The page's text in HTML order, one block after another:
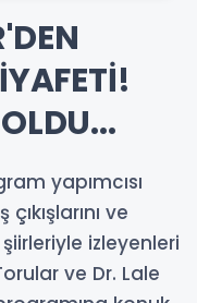
yapımcısı
ve
izleyenleri
ve Dr. Lale